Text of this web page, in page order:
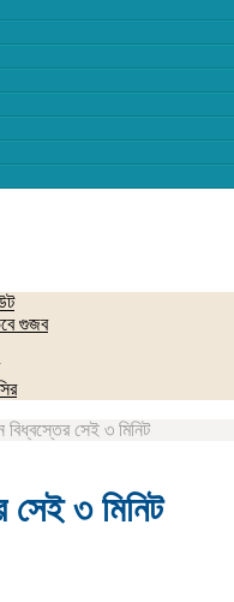
গুজব
বিধ্বস্তের সেই ৩ মিনিট
সেই ৩ মিনিট